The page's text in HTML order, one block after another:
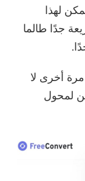
لهذا
جدًا طالما
أخرى لا
لمحول